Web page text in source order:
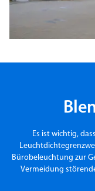
Es ist wichtig,
Bürobeleuchtung zur
Vermeidung